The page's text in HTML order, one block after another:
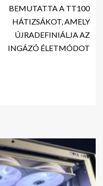
BEMUTATTA A TT100
HÁTIZSÁKOT, AMELY
ÚJRADEFINIÁLJA AZ
INGÁZÓ ÉLETMÓDOT